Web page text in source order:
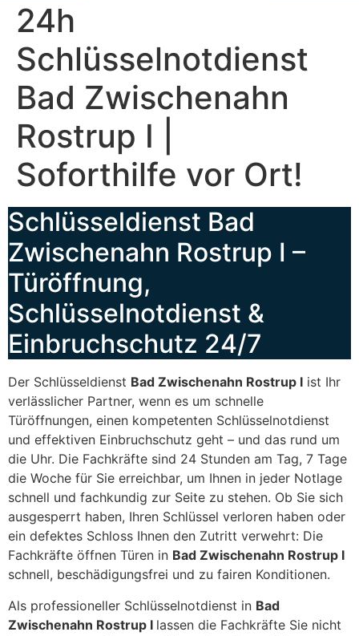
24h
Schlüsselnotdienst
Bad Zwischenahn
Rostrup I |
Soforthilfe vor Ort!
Schlüsseldienst Bad
Zwischenahn Rostrup I –
Türöffnung,
Schlüsselnotdienst &
Einbruchschutz 24/7
Der Schlüsseldienst Bad Zwischenahn Rostrup I ist Ihr
verlässlicher Partner, wenn es um schnelle
Türöffnungen, einen kompetenten Schlüsselnotdienst
und effektiven Einbruchschutz geht – und das rund um
die Uhr. Die Fachkräfte sind 24 Stunden am Tag, 7 Tage
die Woche für Sie erreichbar, um Ihnen in jeder Notlage
schnell und fachkundig zur Seite zu stehen. Ob Sie sich
ausgesperrt haben, Ihren Schlüssel verloren haben oder
ein defektes Schloss Ihnen den Zutritt verwehrt: Die
Fachkräfte öffnen Türen in Bad Zwischenahn Rostrup I
schnell, beschädigungsfrei und zu fairen Konditionen.
Als professioneller Schlüsselnotdienst in Bad
Zwischenahn Rostrup I lassen die Fachkräfte Sie nicht